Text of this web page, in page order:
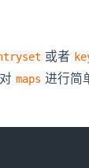
或者
maps 进行简